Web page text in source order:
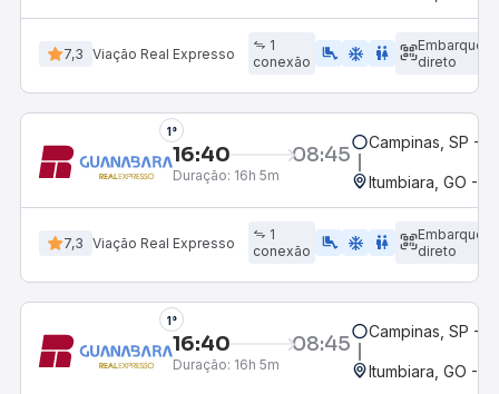
7,3 Viação Real Expresso
1
conexão
airline_seat_legroom_extra ac_unit WC
Embarque
direto
1°
16:40 08:45
Duração: 16h 5m
Campinas, SP -
Itumbiara, GO -
7,3 Viação Real Expresso
1
conexão
airline_seat_legroom_extra ac_unit wc
Embarque
direto
1°
16:40 08:45
Duração: 16h 5m
Campinas, SP -
Itumbiara, GO -